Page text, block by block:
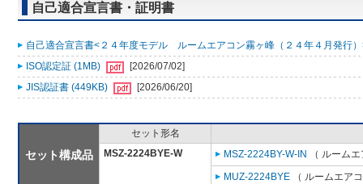
自己適合宣言書・証明書
自己適合宣言書<２４年度モデル ルームエアコン霧ヶ峰（２４年４月発行
ISO認定証 (1MB)
[2026/07/02]
JIS認証書 (449KB)
[2026/06/20]
セット構成品
セット形名
MSZ-2224BYE-W
MSZ-2224BY-W-IN
（ ルーム
MUZ-2224BYE （ ルームエア